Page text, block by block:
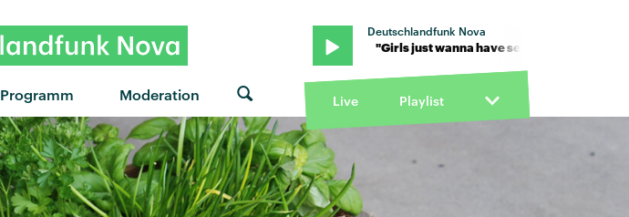
Programm Moderation
Deutschlandfunk Nova
"Girls just wanna have sex" von Mazie · "Girls just wanna have sex" von Mazie · "Girls just
Live Playlist